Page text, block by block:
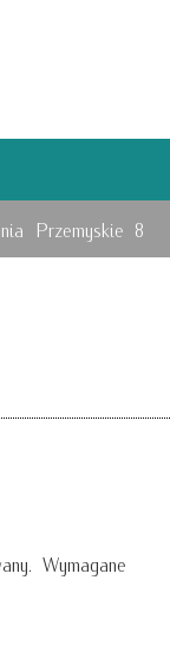
Przemyskie 8
Wymagane